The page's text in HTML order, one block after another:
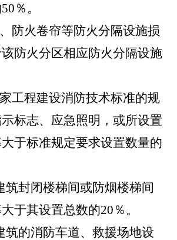
50％。
防火卷帘等防火分隔设施损
防火分区相应防火分隔设施
工程建设消防技术标准的规
标志、应急照明，或所设置
于标准规定要求设置数量的
筑封闭楼梯间或防烟楼梯间
于其设置总数的20％。
筑的消防车道、救援场地设